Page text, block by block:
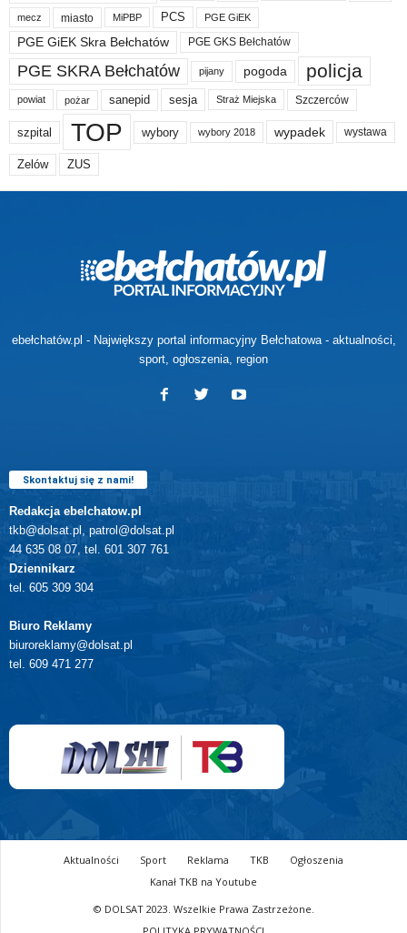
mecz miasto MiPBP PCS PGE GiEK
PGE GiEK Skra Bełchatów PGE GKS Bełchatów
PGE SKRA Bełchatów pijany pogoda policja
powiat pożar sanepid sesja Straż Miejska Szczerców
szpital TOP wybory wybory 2018 wypadek wystawa
Zelów ZUS
ebełchatów.pl - Największy portal informacyjny Bełchatowa - aktualności,
sport, ogłoszenia, region
Skontaktuj się z nami!
Redakcja ebelchatow.pl
tkb@dolsat.pl, patrol@dolsat.pl
44 635 08 07, tel. 601 307 761
Dziennikarz
tel. 605 309 304
Biuro Reklamy
biuroreklamy@dolsat.pl
tel. 609 471 277
Aktualności Sport Reklama TKB
Ogłoszenia
Kanał TKB na Youtube
© DOLSAT 2023. Wszelkie Prawa Zastrzeżone.